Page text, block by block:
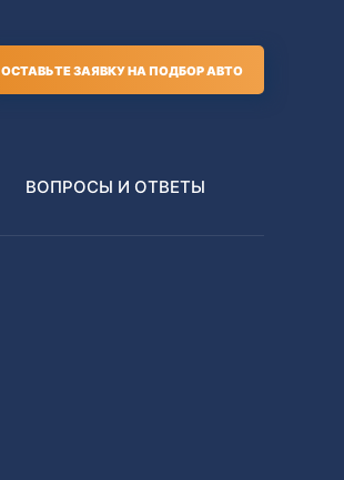
ОСТАВЬТЕ ЗАЯВКУ НА ПОДБОР АВТО
ВОПРОСЫ И ОТВЕТЫ